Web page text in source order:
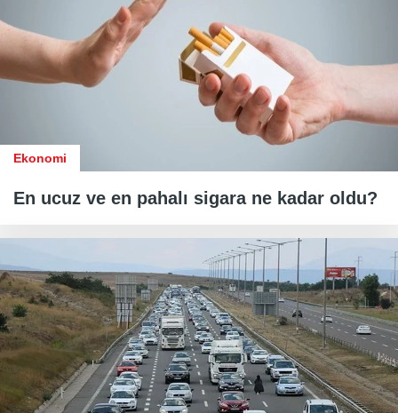
Ekonomi
En ucuz ve en pahalı sigara ne kadar oldu?